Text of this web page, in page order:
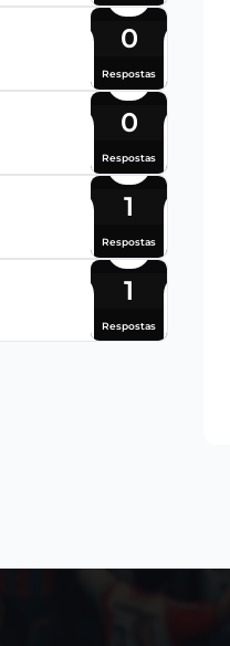
0
Respostas
0
Respostas
1
Respostas
1
Respostas